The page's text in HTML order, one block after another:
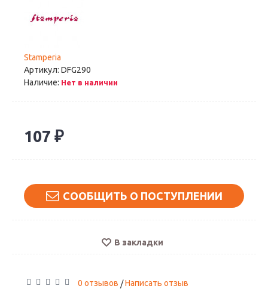
Stamperia
Артикул: DFG290
Наличие: Нет в наличии
107 ₽
СООБЩИТЬ О ПОСТУПЛЕНИИ
В закладки
0 отзывов /Написать отзыв